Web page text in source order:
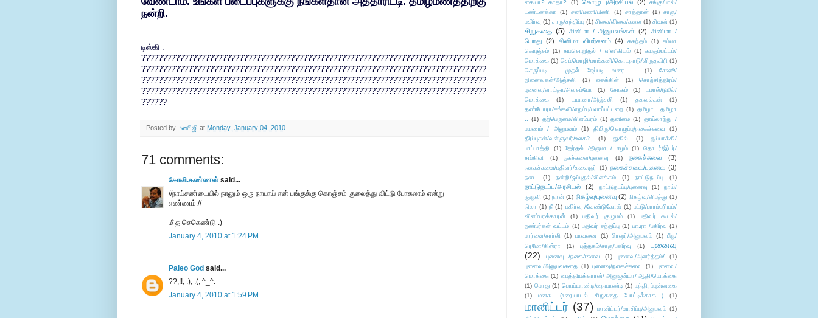
நன்றி.
டிஸ்கி :
?????????????????????????????????????????????????????????????????????????????????
?????????????????????????????????????????????????????????????????????????????????
?????????????????????????????????????????????????????????????????????????????????
?????????????????????????????????????????????????????????????????????????????????
??????
Posted by மணிஜி at Monday, January 04, 2010
71 comments:
கோவி.கண்ணன் said...
//நாய்சண்டையில் நானும் ஒரு நாயாய் என் பங்குக்கு கொஞ்சம் குலைத்து விட்டு போகலாம் என்று
எண்ணம்.//
மீ த செகெண்டு :)
January 4, 2010 at 1:24 PM
Paleo God said...
??,!!, :), :(, ^_^.
January 4, 2010 at 1:59 PM
கையா? காதா?
(1) கொழுப்பு/அரசியல் (2)
சங்கு/பால்/
டண்டனக்கா
(1) சனி/மணி/பிணி (1) சாத்தான் (1) சாரு/
பகிர்வு (1) சாரு/சந்திப்பு (1) சிலை/விலை/கலை (1) சிவன் (1)
சிறுகதை (5) சினிமா / அனுபவங்கள் (2)
சினிமா /
பொது (2) சினிமா விமர்சனம் (4) சுகந்தம் (1)
சும்மா
கொஞ்சம் (1) சுயசொறிதல் / எ”ள”கியம் (1) சுயதம்பட்டம்/
மொக்கை (1) செம்மொழி/மாங்கனி/கொடநாடு/விருதகிரி (1)
செருப்படி...... முதல் ஜேப்படி வரை.......
(1)
சேஷூ/
நினைவுகள்/அஞ்சலி
(1) சைக்கிள் (1)
சொற்சித்திரம்/
புனைவு/வாய்தா/சிவசம்போ
(1) சோகம் (1)
டமால்/டுமீல்/
மொக்கை
(1) டயானா/அஞ்சலி (1) தகவல்கள்
(1)
தண்டோரா/சங்கவி/எறும்பு/பலாப்பட்டறை (1) தமிழா.. தமிழா
.. (1) தற்பெருமை/விளம்பரம் (1) தனிமை (1) தாய்லாந்து /
பயணம் / அனுபவம்
(1) திமிரு/கொழுப்பு/நகைச்சுவை
(1)
தீர்ப்புகள்/வள்ளுவர்/உலகம்
(1) துகில் (1)
துப்பாக்கி/
பாப்பாத்தி
(1) தேர்தல் /திருமா / ஈழம் (1)
தொடர்/இடர்/
சங்கிலி
(1) நகச்சுவை/புனைவு (1) நகைச்சுவை (3)
நகைச்சுவை/பதிவர்/கலைஞர் (1) நகைச்சுவை/புனைவு (3)
நடை (1) நன்றி/ஒப்புதல்/விளக்கம் (1) நாட்டுநடப்பு (1)
நாட்டுநடப்பு/அரசியல் (2) நாட்டுநடப்பு/புனைவு (1)
நாய்/
குருவி (1) நான் (1) நிகழ்வு/புனைவு (2) நிகழ்வு/விபத்து (1)
நிலா (1) நீ (1) பகிர்வு /வேண்டுகோள் (1) பட்டு/பாரம்பரியம்/
விளம்பரக்காரன்
(1) பதிவர் குழுமம் (1)
பதிவர் கூடல்/
நண்பர்கள் வட்டம் (1) பதிவர் சந்திப்பு (1) பா.ரா /பகிர்வு (1)
பார்வை/சார்லி
(1) பாவனை (1) பிரஷர்/அனுபவம் (1) பீரு/
ரெமோ/கிஸ்ரா
(1) புத்தகம்/சாரு/பகிர்வு (1)
புனைவு
(22)
புனைவு /நகைச்சுவை (1) புனைவு/அனர்த்தம்/
(1)
புனைவு/அனுபவகதை (1) புனைவு/நகைச்சுவை (1) புனைவு/
மொக்கை (1) பைத்தியக்காரன்/ அனுஜன்யா/ ஆதி/மொக்கை
(1) பொது (1) பொய்யாண்டி/நையாண்டி (1) மந்திரப்புன்னகை
(1)
மனசு.....(உரையாடல் சிறுகதை போட்டிக்காக...) (1)
மானிட்டர் (37) மானிட்டர்/வாசிப்பு/அனுபவம் (1)